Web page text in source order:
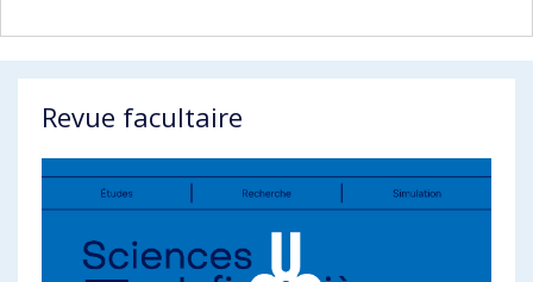
Revue facultaire